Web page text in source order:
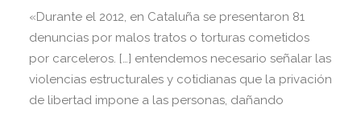
«Durante el 2012, en Cataluña se presentaron 81
denuncias por malos tratos o torturas cometidos
por carceleros. […] entendemos necesario señalar las
violencias estructurales y cotidianas que la privación
de libertad impone a las personas, dañando